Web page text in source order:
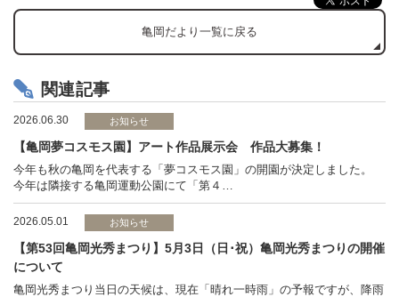
亀岡だより一覧に戻る
関連記事
2026.06.30 お知らせ
【亀岡夢コスモス園】アート作品展示会 作品大募集！
今年も秋の亀岡を代表する「夢コスモス園」の開園が決定しました。
今年は隣接する亀岡運動公園にて「第４…
2026.05.01 お知らせ
【第53回亀岡光秀まつり】5月3日（日･祝）亀岡光秀まつりの開催
について
亀岡光秀まつり当日の天候は、現在「晴れ一時雨」の予報ですが、降雨